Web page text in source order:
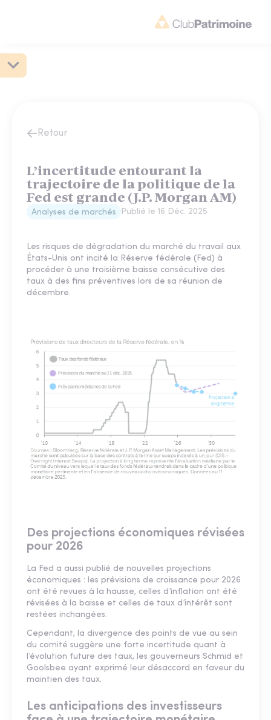
Retour
L’incertitude entourant la
trajectoire de la politique de la
Fed est grande (J.P. Morgan AM)
Analyses de marchés Publié le 16 Déc. 2025
Les risques de dégradation du marché du travail aux
États-Unis ont incité la Réserve fédérale (Fed) à
procéder à une troisième baisse consécutive des
taux à des fins préventives lors de sa réunion de
décembre.
Des projections économiques révisées
pour 2026
La Fed a aussi publié de nouvelles projections
économiques : les prévisions de croissance pour 2026
ont été revues à la hausse, celles d’inflation ont été
révisées à la baisse et celles de taux d’intérêt sont
restées inchangées.
Cependant, la divergence des points de vue au sein
du comité suggère une forte incertitude quant à
l’évolution future des taux, les gouverneurs Schmid et
Goolsbee ayant exprimé leur désaccord en faveur du
maintien des taux.
Les anticipations des investisseurs